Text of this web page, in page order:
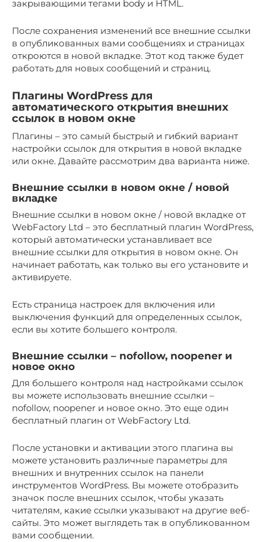
закрывающими тегами body и HTML.
После сохранения изменений все внешние ссылки
в опубликованных вами сообщениях и страницах
откроются в новой вкладке. Этот код также будет
работать для новых сообщений и страниц.
Плагины WordPress для
автоматического открытия внешних
ссылок в новом окне
Плагины – это самый быстрый и гибкий вариант
настройки ссылок для открытия в новой вкладке
или окне. Давайте рассмотрим два варианта ниже.
Внешние ссылки в новом окне / новой
вкладке
Внешние ссылки в новом окне / новой вкладке от
WebFactory Ltd – это бесплатный плагин WordPress,
который автоматически устанавливает все
внешние ссылки для открытия в новом окне. Он
начинает работать, как только вы его установите и
активируете.
Есть страница настроек для включения или
выключения функций для определенных ссылок,
если вы хотите большего контроля.
Внешние ссылки – nofollow, noopener и
новое окно
Для большего контроля над настройками ссылок
вы можете использовать внешние ссылки –
nofollow, noopener и новое окно. Это еще один
бесплатный плагин от WebFactory Ltd.
После установки и активации этого плагина вы
можете установить различные параметры для
внешних и внутренних ссылок на панели
инструментов WordPress. Вы можете отобразить
значок после внешних ссылок, чтобы указать
читателям, какие ссылки указывают на другие веб-
сайты. Это может выглядеть так в опубликованном
вами сообщении.